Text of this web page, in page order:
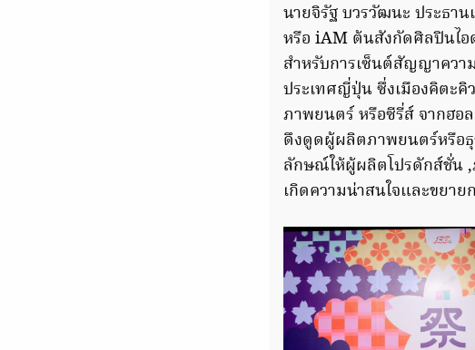
นายจิรัฐ บวรวัฒนะ ประธา
หรือ iAM ต้นสังกัดศิลปินไอ
สำหรับการเซ็นต์สัญญาควา
ประเทศญี่ปุ่น ซึ่งเมืองคิตะคิ
ภาพยนตร์ หรือซีรี่ส์ จากฮอ
ดึงดูดผู้ผลิตภาพยนตร์หรือธุ
ลักษณ์ให้ผู้ผลิตโปรดักส์ชั่น ,
เกิดความน่าสนใจและขยาย